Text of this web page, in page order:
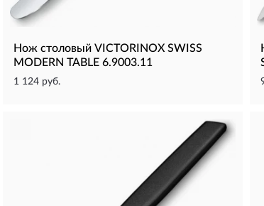
Нож столовый VICTORINOX SWISS
MODERN TABLE 6.9003.11
1 124 руб.